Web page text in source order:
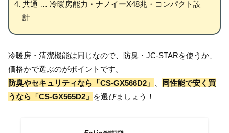
共通 … 冷暖房能力・ナノイーX48兆・コンパクト設
計
冷暖房・清潔機能は同じなので、防臭・JC-STARを使うか、
価格かで選ぶのがポイントです。
防臭やセキュリティなら「CS-GX566D2」
同性能で安く買
うなら「CS-GX565D2」 を選びましょう！